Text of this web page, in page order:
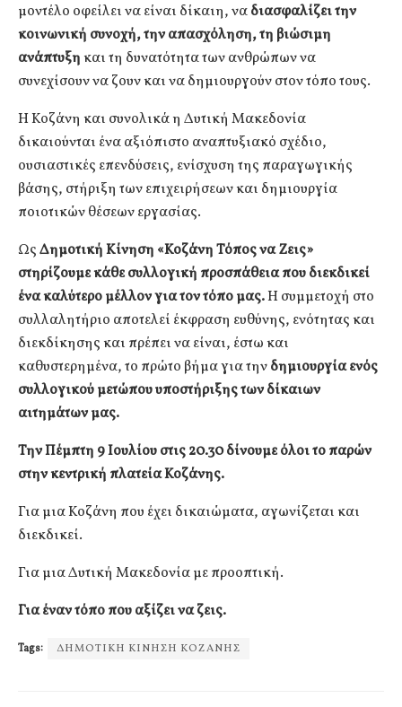
μοντέλο οφείλει να είναι δίκαιη, ναδιασφαλίζει την
κοινωνική συνοχή, την απασχόληση, τη βιώσιμη
ανάπτυξηκαι τη δυνατότητα των ανθρώπων να
συνεχίσουν να ζουν και να δημιουργούν στον τόπο τους.
Η Κοζάνη και συνολικά η Δυτική Μακεδονία
δικαιούνται ένα αξιόπιστο αναπτυξιακό σχέδιο,
ουσιαστικές επενδύσεις, ενίσχυση της παραγωγικής
βάσης, στήριξη των επιχειρήσεων και δημιουργία
ποιοτικών θέσεων εργασίας.
ΩςΔημοτική Κίνηση «Κοζάνη Τόπος να Ζεις»
στηρίζουμε κάθε συλλογική προσπάθεια που διεκδικεί
ένα καλύτερο μέλλον για τον τόπο μας.Η συμμετοχή στο
συλλαλητήριο αποτελεί έκφραση ευθύνης, ενότητας και
διεκδίκησης και πρέπει να είναι, έστω και
καθυστερημένα, το πρώτο βήμα για τηνδημιουργία ενός
συλλογικού μετώπου υποστήριξης των δίκαιων
αιτημάτων μας.
Την Πέμπτη 9 Ιουλίου στις 20.30 δίνουμε όλοι το παρών
στην κεντρική πλατεία Κοζάνης.
Για μια Κοζάνη που έχει δικαιώματα, αγωνίζεται και
διεκδικεί.
Για μια Δυτική Μακεδονία με προοπτική.
Για έναν τόπο που αξίζει να ζεις.
Tags: ΔΗΜΟΤΙΚΗ ΚΙΝΗΣΗ ΚΟΖΑΝΗΣ